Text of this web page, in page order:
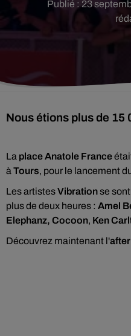
Publié : 23
Nous étions plus de 15
La place Anatole France
à Tours, pour le lancement
Les artistesVibrationse
plus de deux heures : Amel
Elephanz, Cocoon, Ken
Découvrez maintenant l'